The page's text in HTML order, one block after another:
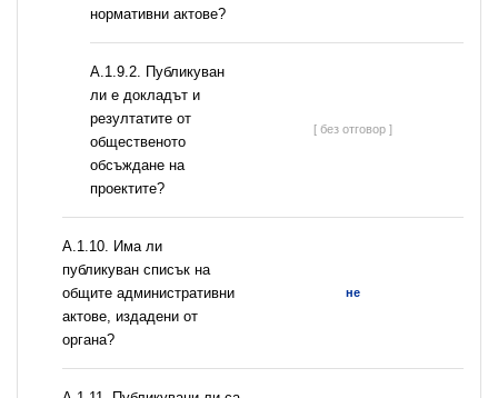
нормативни актове?
А.1.9.2. Публикуван
ли е докладът и
резултатите от
общественото
обсъждане на
проектите?
[ без отговор ]
А.1.10. Има ли
публикуван списък на
общите административни
актове, издадени от
органа?
не